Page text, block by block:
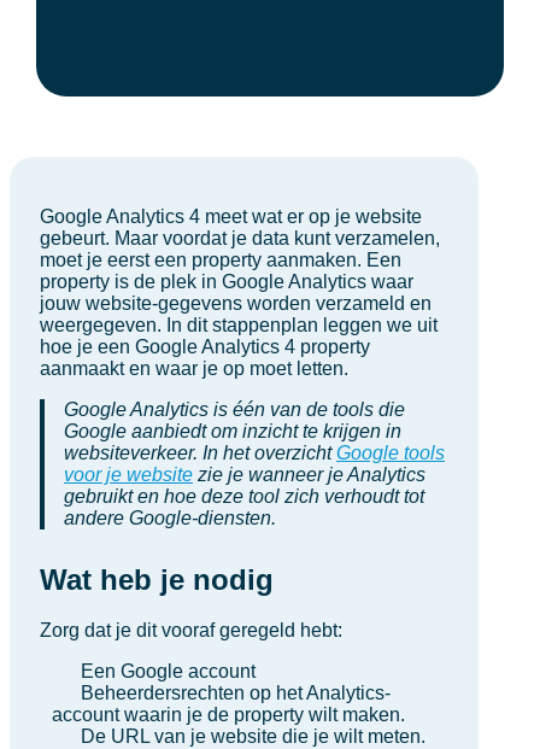
Google Analytics 4 meet wat er op je website
gebeurt. Maar voordat je data kunt verzamelen,
moet je eerst een property aanmaken. Een
property is de plek in Google Analytics waar
jouw website-gegevens worden verzameld en
weergegeven. In dit stappenplan leggen we uit
hoe je een Google Analytics 4 property
aanmaakt en waar je op moet letten.
Google Analytics is één van de tools die
Google aanbiedt om inzicht te krijgen in
websiteverkeer. In het overzichtGoogle tools
voor je website zie je wanneer je Analytics
gebruikt en hoe deze tool zich verhoudt tot
andere Google-diensten.
Wat heb je nodig
Zorg dat je dit vooraf geregeld hebt:
Een Google account
Beheerdersrechten op het Analytics-
account waarin je de property wilt maken.
De URL van je website die je wilt meten.